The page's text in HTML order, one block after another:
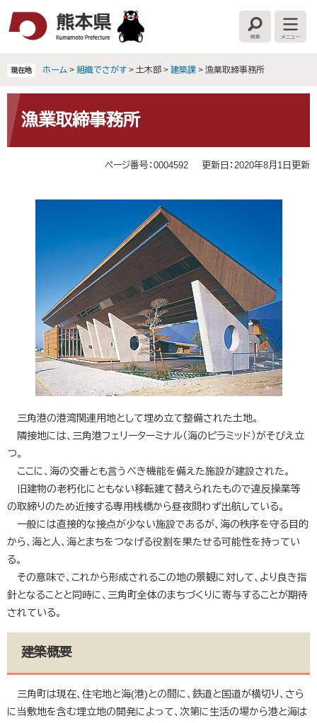
で
ば
検
索
メ
ニ
現在地 ホーム > 組織でさがす > 土木部 > 建築課 > 漁業取締事務所
文 漁業取締事務所
ページ番号：0004592 更新日：2020年8月1日更新
三角港の港湾関連用地として埋め立て整備された土地。
隣接地には、三角港フェリーターミナル（海のピラミッド）がそびえ立
つ。
ここに、海の交番とも言うべき機能を備えた施設が建設された。
旧建物の老朽化にともない移転建て替えられたもので違反操業等
の取締りのため近接する専用桟橋から昼夜問わず出航している。
一般には直接的な接点が少ない施設であるが、海の秩序を守る目的
から、海と人、海とまちをつなげる役割を果たせる可能性を持ってい
る。
その意味で、これから形成されるこの地の景観に対して、より良き指
針となることと同時に、三角町全体のまちづくりに寄与することが期待
されている。
建築概要
三角町は現在、住宅地と海(港)との間に、鉄道と国道が横切り、さら
に当敷地を含む埋立地の開発によって、次第に生活の場から港と海は